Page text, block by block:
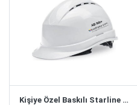
Kişiye Özel Baskılı Starline Beyaz Baret